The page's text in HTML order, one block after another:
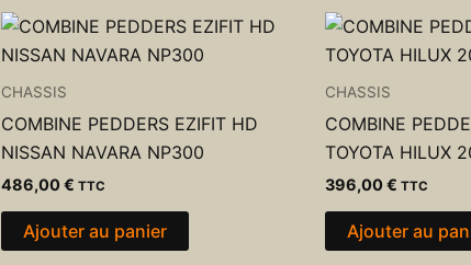
CHASSIS
COMBINE PEDDERS EZIFIT HD
NISSAN NAVARA NP300
486,00€ TTC
Ajouter au panier
CHASSIS
COMBINE
TOYOTA HILUX
396,00€ TTC
Ajouter au